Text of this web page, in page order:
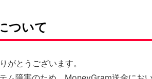
ついて
がとうございます。